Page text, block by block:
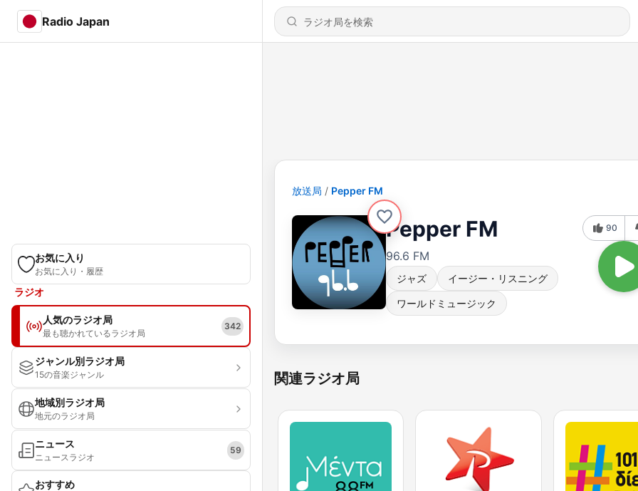
Radio Japan
お気に入り
お気に入り・履歴
ラジオ
人気のラジオ局
最も聴かれているラジオ局
342
ジャンル別ラジオ局
15の音楽ジャンル
地域別ラジオ局
地元のラジオ局
ニュース
ニュースラジオ
59
おすすめ
放送局 Pepper FM
Pepper FM
96.6 FM
ジャズ イージー・リスニング
ワールドミュージック
90
関連ラジオ局